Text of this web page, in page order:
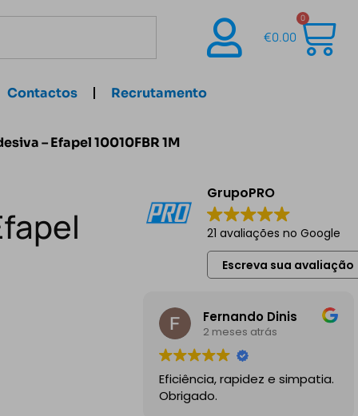
€0.00
0
Contactos Recrutamento
– Efapel 10010FBR 1M
GrupoPRO
21 avaliações no Google
Escreva sua avaliação
Fernando Dinis
2 meses atrás
Eficiência, rapidez e simpatia.
Obrigado.